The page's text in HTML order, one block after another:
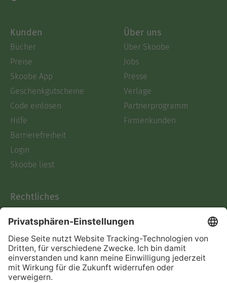
Kunden
Bücher
Preise
Skoobe App
Geschenkgutscheine
Code einlösen
Hilfe
Barrierefreiheit
Login
Skoobe liest
Über uns
Über Skoobe
Jobs
Presse
Verlage
Partnerprogramm
Firmenkunden
Rechtliches
AGB
Informationen nach Data
Act
Verträge hier kündigen